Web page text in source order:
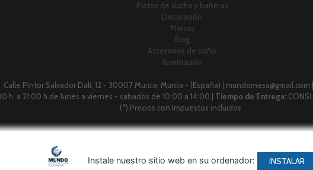
Platos de ducha y bañeras
Decoración
Marcas
Blog
Accesorios de baño
Iluminación
Calle Pintor Salvador Dalí, 12 - 30007 Murcia, Murcia - (España) | mundomesa@gmail.com |
h. a 21:00 h.de lunes a viernes - sabados de 10:00 a 14:00 | Tiempo de Entrega:
(*) Precios con Impuestos incluidos
Instale nuestro sitio web en su ordenador: INSTALAR